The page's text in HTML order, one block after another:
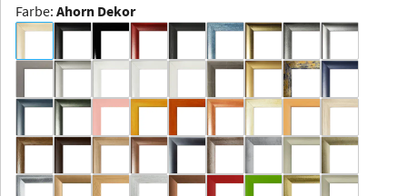
Dakota -
Rahmenloser
Aluminium
Farbe: Ahorn Dekor